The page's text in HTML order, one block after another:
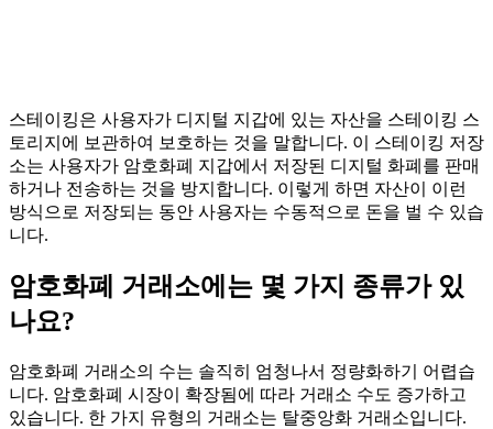
스테이킹은 사용자가 디지털 지갑에 있는 자산을 스테이킹 스
토리지에 보관하여 보호하는 것을 말합니다. 이 스테이킹 저장
소는 사용자가 암호화폐 지갑에서 저장된 디지털 화폐를 판매
하거나 전송하는 것을 방지합니다. 이렇게 하면 자산이 이런
방식으로 저장되는 동안 사용자는 수동적으로 돈을 벌 수 있습
니다.
암호화폐 거래소에는 몇 가지 종류가 있
나요?
암호화폐 거래소의 수는 솔직히 엄청나서 정량화하기 어렵습
니다. 암호화폐 시장이 확장됨에 따라 거래소 수도 증가하고
있습니다. 한 가지 유형의 거래소는 탈중앙화 거래소입니다.